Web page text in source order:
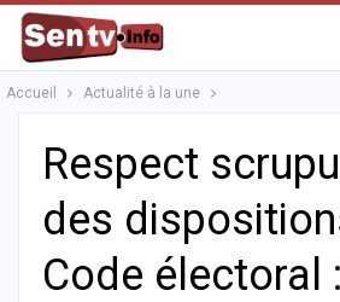
Accueil Actualité à la une
Respect
des
Code électoral :